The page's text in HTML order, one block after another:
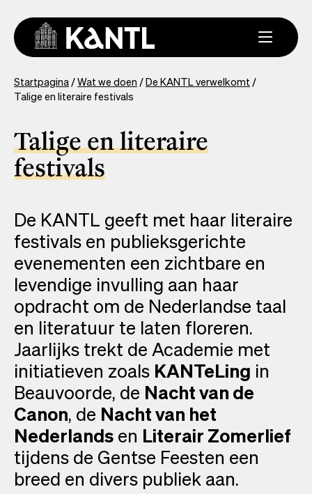
naar
inhoud
gaan
You
are
Startpagina Wat we doen De KANTL verwelkomt
Talige en literaire festivals
Talige en literaire
festivals
De KANTL geeft met haar literaire
festivals en publieksgerichte
evenementen een zichtbare en
levendige invulling aan haar
opdracht om de Nederlandse taal
en literatuur te laten floreren.
Jaarlijks trekt de Academie met
initiatieven zoalsKANTeLing in
Beauvoorde, de Nacht van de
Canon, de Nacht van het
Nederlandsen Literair Zomerlief
tijdens de Gentse Feesten een
breed en divers publiek aan.